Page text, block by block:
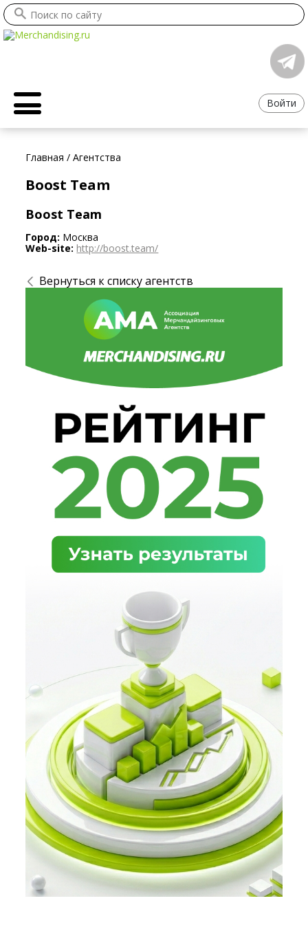
Войти
Главная /Агентства
Boost Team
Boost Team
Город: Москва
Web-site: http://boost.team/
Вернуться к списку агентств